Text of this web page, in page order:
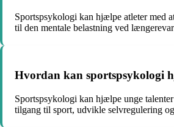
Sportspsykologi kan hjælpe atleter med
til den mentale belastning ved
Hvordan kan sportspsykologi
Sportspsykologi kan hjælpe unge
tilgang til sport, udvikle selvregulering